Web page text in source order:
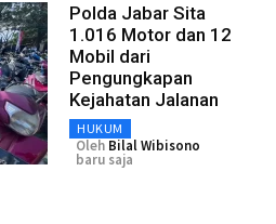
Polda Jabar Sita
1.016 Motor dan 12
Mobil dari
Pengungkapan
Kejahatan Jalanan
HUKUM
Oleh Bilal Wibisono
baru saja